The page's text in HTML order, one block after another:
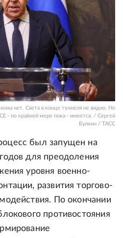
нет. Света в конце туннеля не видно. Но
- по крайней мере пока - имеется. / Сергей
Булкин / ТАСС
был запущен на
для преодоления
уровня военно-
развития торгово-
По окончании
противостояния